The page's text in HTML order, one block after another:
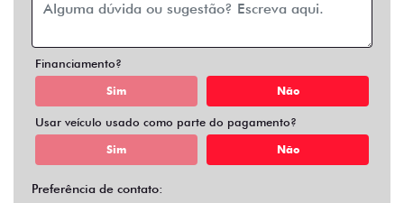
Financiamento?
Sim Não
Usar veículo usado como parte do pagamento?
Sim Não
Preferência de contato: